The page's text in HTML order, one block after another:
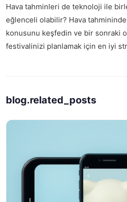
Hava tahminleri de teknoloji ile
eğlenceli olabilir? Hava
konusunu keşfedin ve bir sonraki
festivalinizi planlamak için en iyi
blog.related_posts